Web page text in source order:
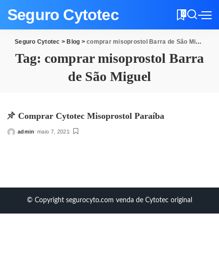
Seguro Cytotec 0
Seguro Cytotec > Blog >comprar misoprostol Barra de São Miguel
Tag: comprar misoprostol Barra
de São Miguel
Comprar Cytotec Misoprostol Paraíba
Posted
admin maio 7, 2021
© Copyright segurocyto.com venda de Cytotec original